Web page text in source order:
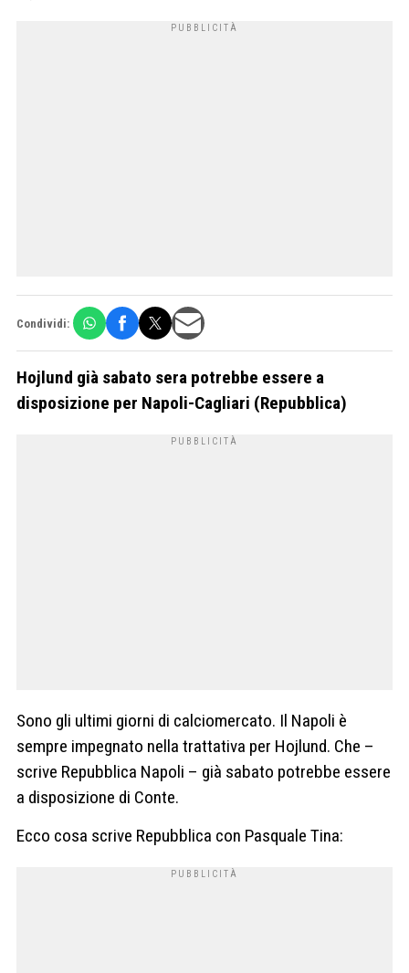
Condividi:
Hojlund già sabato sera potrebbe essere a
disposizione per Napoli-Cagliari (Repubblica)
Sono gli ultimi giorni di calciomercato. Il Napoli è
sempre impegnato nella trattativa per Hojlund. Che –
scrive Repubblica Napoli – già sabato potrebbe essere
a disposizione di Conte.
Ecco cosa scrive Repubblica con Pasquale Tina: